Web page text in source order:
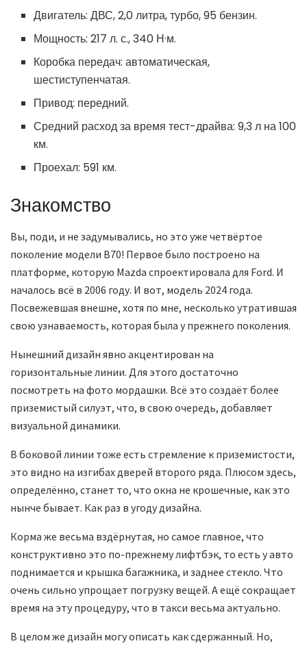
Двигатель: ДВС, 2,0 литра, турбо, 95 бензин.
Мощность: 217 л. с., 340 Н·м.
Коробка передач: автоматическая,
шестиступенчатая.
Привод: передний.
Средний расход за время тест-драйва: 9,3 л на 100
км.
Проехал: 591 км.
Знакомство
Вы, поди, и не задумывались, но это уже четвёртое
поколение модели В70! Первое было построено на
платформе, которую Mazda спроектировала для Ford. И
началось всё в 2006 году. И вот, модель 2024 года.
Посвежевшая внешне, хотя по мне, несколько утратившая
свою узнаваемость, которая была у прежнего поколения.
Нынешний дизайн явно акцентирован на
горизонтальные линии. Для этого достаточно
посмотреть на фото мордашки. Всё это создаёт более
приземистый силуэт, что, в свою очередь, добавляет
визуальной динамики.
В боковой линии тоже есть стремление к приземистости,
это видно на изгибах дверей второго ряда. Плюсом здесь,
определённо, станет то, что окна не крошечные, как это
нынче бывает. Как раз в угоду дизайна.
Корма же весьма вздёрнутая, но самое главное, что
конструктивно это по-прежнему лифтбэк, то есть у авто
поднимается и крышка багажника, и заднее стекло. Что
очень сильно упрощает погрузку вещей. А ещё сокращает
время на эту процедуру, что в такси весьма актуально.
В целом же дизайн могу описать как сдержанный. Но,